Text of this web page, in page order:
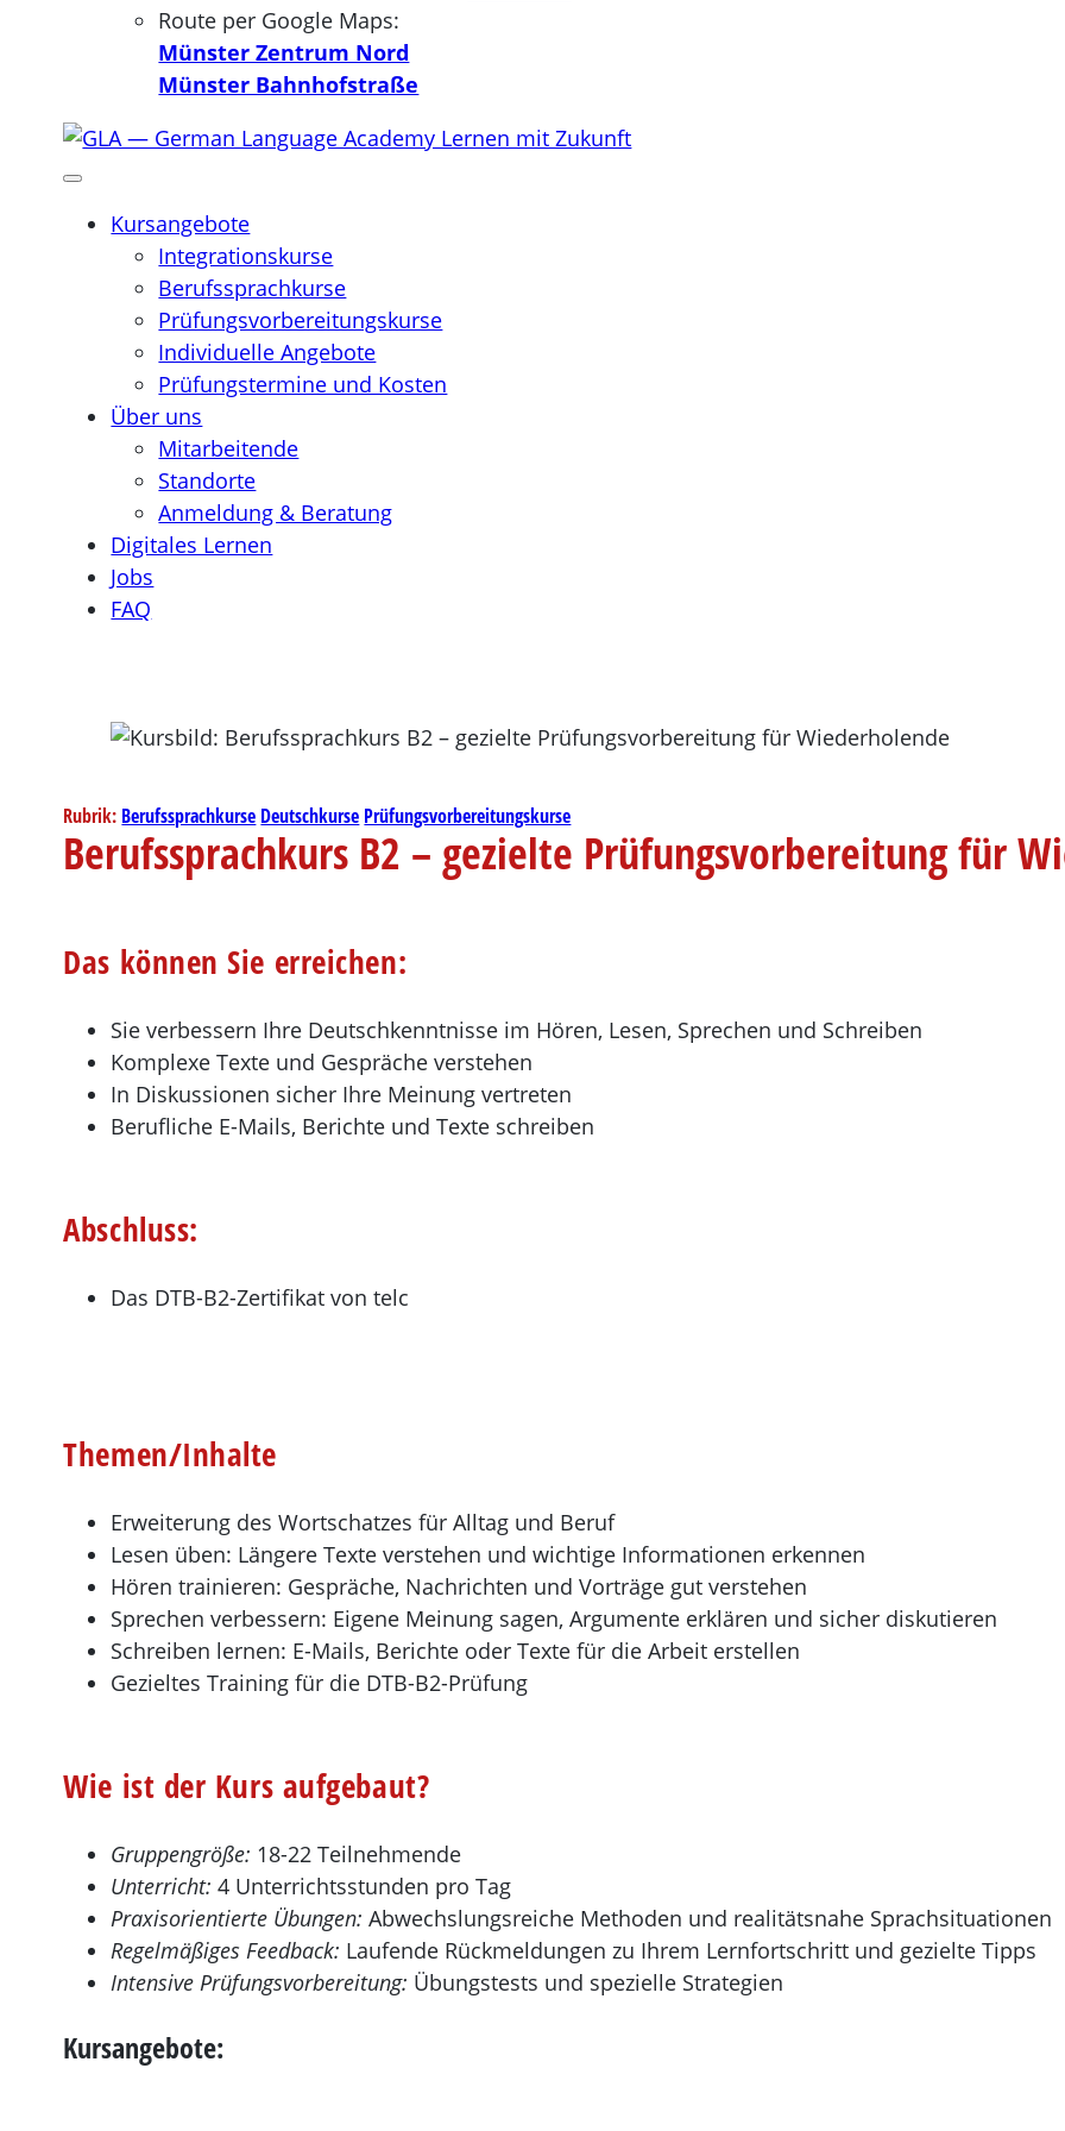
Route per Google Maps:
Münster Zentrum Nord
Münster Bahnhofstraße
Kursangebote
Integrationskurse
Berufssprachkurse
Prüfungsvorbereitungskurse
Individuelle Angebote
Prüfungstermine und Kosten
Über uns
Mitarbeitende
Standorte
Anmeldung & Beratung
Digitales Lernen
Jobs
FAQ
Rubrik: Berufssprachkurse Deutschkurse Prüfungsvorbereitungskurse
Berufssprachkurs B2 – gezielte Prüfungsvorbereitung für
Das können Sie erreichen:
Sie verbessern Ihre Deutschkenntnisse im Hören, Lesen, Sprechen und Schreiben
Komplexe Texte und Gespräche verstehen
In Diskussionen sicher Ihre Meinung vertreten
Berufliche E-Mails, Berichte und Texte schreiben
Abschluss:
Das DTB-B2-Zertifikat von telc
Themen/Inhalte
Erweiterung des Wortschatzes für Alltag und Beruf
Lesen üben: Längere Texte verstehen und wichtige Informationen erkennen
Hören trainieren: Gespräche, Nachrichten und Vorträge gut verstehen
Sprechen verbessern: Eigene Meinung sagen, Argumente erklären und sicher diskutieren
Schreiben lernen: E-Mails, Berichte oder Texte für die Arbeit erstellen
Gezieltes Training für die DTB-B2-Prüfung
Wie ist der Kurs aufgebaut?
Gruppengröße: 18-22 Teilnehmende
Unterricht: 4 Unterrichtsstunden pro Tag
Praxisorientierte Übungen: Abwechslungsreiche Methoden und realitätsnahe Sprachsituationen
Regelmäßiges Feedback: Laufende Rückmeldungen zu Ihrem Lernfortschritt und gezielte Tipps
Intensive Prüfungsvorbereitung: Übungstests und spezielle Strategien
Kursangebote: